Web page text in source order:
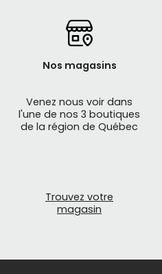
Nos magasins
Venez nous voir dans
l'une de nos 3 boutiques
de la région de Québec
Trouvez votre
magasin